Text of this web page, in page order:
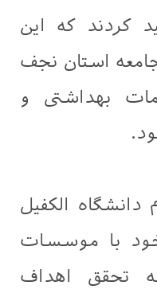
کردند که این
استان نجف
بهداشتی و
دانشگاه الکفیل
با موسسات
تحقق اهداف